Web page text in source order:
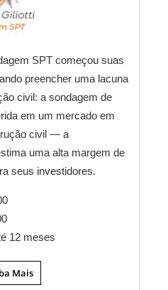
SPT começou suas
preencher uma lacuna
civil: a sondagem de
em um mercado em
civil — a
uma alta margem de
seus investidores.
12 meses
Mais